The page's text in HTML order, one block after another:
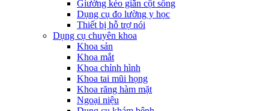
Giường kéo giãn cột sống
Dụng cụ đo lường y học
Thiết bị hỗ trợ nói
Dụng cụ chuyên khoa
Khoa sản
Khoa mắt
Khoa chỉnh hình
Khoa tai mũi họng
Khoa răng hàm mặt
Ngoại niệu